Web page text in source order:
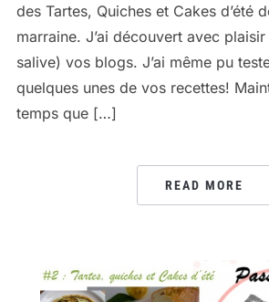
des Tartes, Quiches et Cakes d’été
marraine. J’ai découvert avec
salive) vos blogs. J’ai même pu
quelques unes de vos recettes!
temps que […]
READ MORE